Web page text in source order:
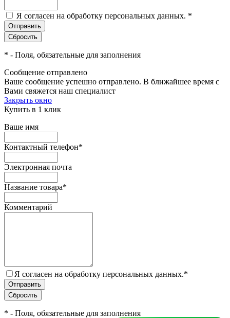
Я согласен на обработку персональных данных. *
* - Поля, обязательные для заполнения
Сообщение отправлено
Ваше сообщение успешно отправлено. В ближайшее время с
Вами свяжется наш специалист
Закрыть окно
Купить в 1 клик
Ваше имя
Контактный телефон*
Электронная почта
Название товара*
Комментарий
Я согласен на обработку персональных данных.*
* - Поля, обязательные для заполнения